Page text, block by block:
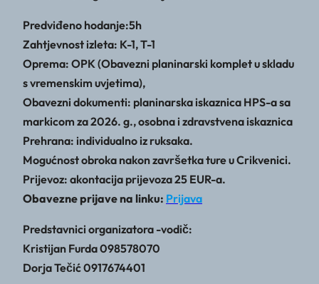
Predviđeno hodanje:5h
Zahtjevnost izleta: K-1, T-1
Oprema: OPK (Obavezni planinarski komplet u skladu
s vremenskim uvjetima),
Obavezni dokumenti: planinarska iskaznica HPS-a sa
markicom za 2026. g., osobna i zdravstvena iskaznica
Prehrana: individualno iz ruksaka.
Mogućnost obroka nakon završetka ture u Crikvenici.
Prijevoz: akontacija prijevoza 25 EUR-a.
Obavezne prijave na linku: Prijava
Predstavnici organizatora -vodič:
Kristijan Furda 098578070
Dorja Tečić 0917674401